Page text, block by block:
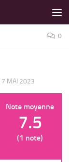
0
7 MAI 2023
Note moyenne
7.5
(1 note)